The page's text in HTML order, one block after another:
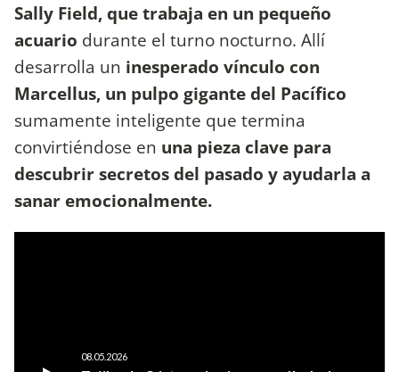
Sally Field, que trabaja en un pequeño
acuario durante el turno nocturno. Allí
desarrolla un inesperado vínculo con
Marcellus, un pulpo gigante del Pacífico
sumamente inteligente que termina
convirtiéndose en una pieza clave para
descubrir secretos del pasado y ayudarla a
sanar emocionalmente.